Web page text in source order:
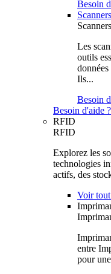
Besoin
Les
outils
Ils...
Besoin
Besoin d'aide
RFID
RFID
Explorez les
technologies
actifs, des
Voir
entre
pour